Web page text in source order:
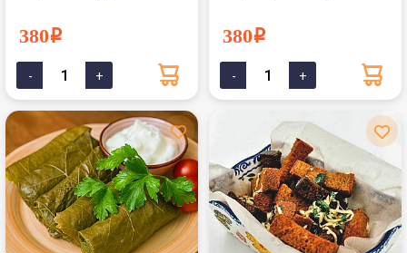
380i 380i